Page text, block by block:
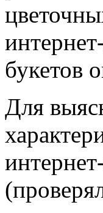
букетов
Для